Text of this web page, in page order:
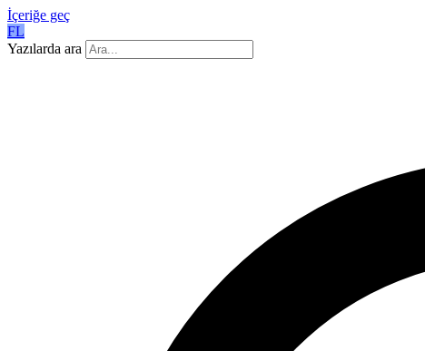
İçeriğe geç
FL
Yazılarda ara